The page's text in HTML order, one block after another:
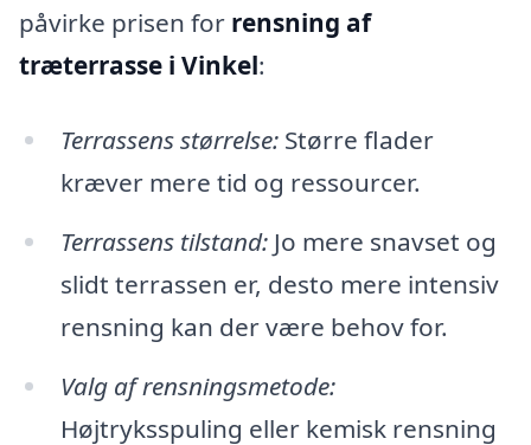
påvirke prisen for rensning af
træterrasse i Vinkel:
Terrassens størrelse:Større flader
kræver mere tid og ressourcer.
Terrassens tilstand:Jo mere snavset og
slidt terrassen er, desto mere intensiv
rensning kan der være behov for.
Valg af rensningsmetode:
Højtryksspuling eller kemisk rensning